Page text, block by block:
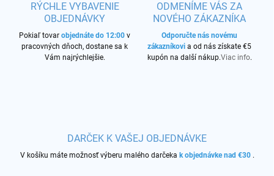
RÝCHLE VYBAVENIE
OBJEDNÁVKY
Pokiaľ tovar objednáte do 12:00 v
pracovných dňoch, dostane sa k
Vám najrýchlejšie.
ODMENÍME VÁS ZA
NOVÉHO ZÁKAZNÍKA
Odporučte nás novému
zákazníkovi a od nás získate €5
kupón na další nákup.Viac info.
DARČEK K VAŠEJ OBJEDNÁVKE
V košíku máte možnosť výberu malého darčeka k objednávke nad €30.